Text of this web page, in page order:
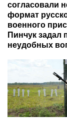
согласовали
формат
военного
Пинчук задал
неудобных